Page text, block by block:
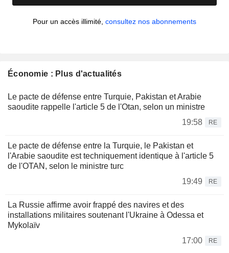
Pour un accès illimité, consultez nos abonnements
Économie : Plus d'actualités
Le pacte de défense entre Turquie, Pakistan et Arabie
saoudite rappelle l'article 5 de l'Otan, selon un ministre
19:58
RE
Le pacte de défense entre la Turquie, le Pakistan et
l'Arabie saoudite est techniquement identique à l'article 5
de l'OTAN, selon le ministre turc
19:49
RE
La Russie affirme avoir frappé des navires et des
installations militaires soutenant l'Ukraine à Odessa et
Mykolaïv
17:00
RE